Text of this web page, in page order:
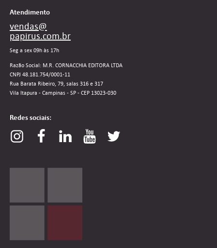
Atendimento
vendas@
papirus.com.br
Seg a sex 09h às 17h
Razão Social: M.R. CORNACCHIA EDITORA LTDA
CNPJ 48.181.754/0001-11
Rua Barata Ribeiro, 79, salas 316 e 317
Vila Itapura - Campinas - SP - CEP 13023-030
Redes sociais: